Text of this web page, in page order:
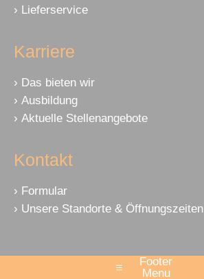
Lieferservice
Karriere
Das bieten wir
Ausbildung
Aktuelle Stellenangebote
Kontakt
Formular
Unsere Standorte & Öffnungszeiten
Footer
Menu